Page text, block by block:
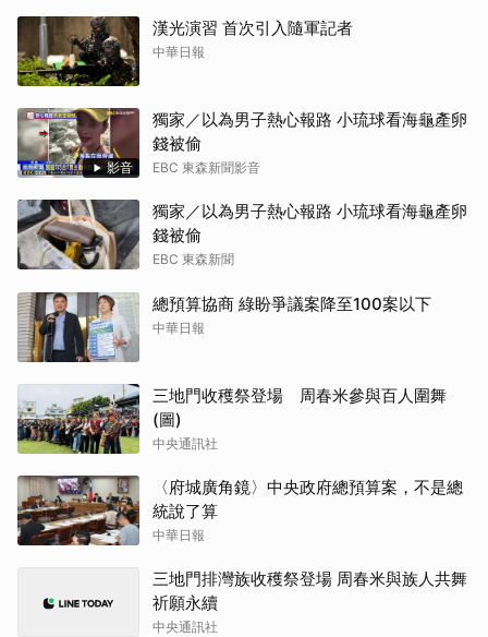
漢光演習 首次引入隨軍記者
中華日報
影音
獨家／以為男子熱心報路 小琉球看海龜產卵
錢被偷
EBC 東森新聞影音
獨家／以為男子熱心報路 小琉球看海龜產卵
錢被偷
EBC 東森新聞
總預算協商 綠盼爭議案降至100案以下
中華日報
三地門收穫祭登場 周春米參與百人圍舞
(圖)
中央通訊社
〈府城廣角鏡〉中央政府總預算案，不是總
統說了算
中華日報
三地門排灣族收穫祭登場 周春米與族人共舞
祈願永續
中央通訊社